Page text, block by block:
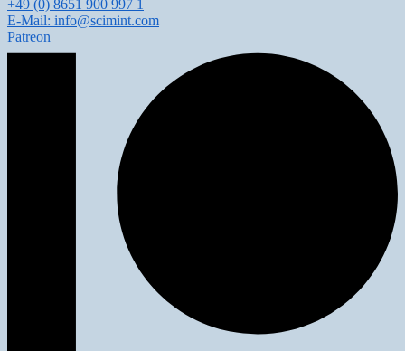
+49 (0) 8651 900 997 1
E-Mail: info@scimint.com
Patreon